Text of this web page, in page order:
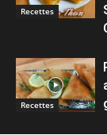
Recettes
Recettes